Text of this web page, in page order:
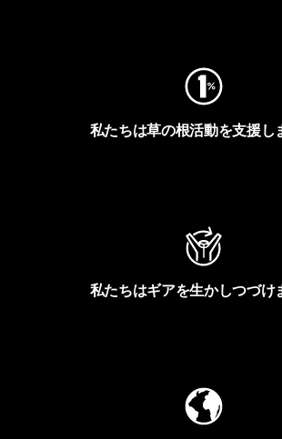
私たちは草の根活動を支援し
私たちはギアを生かしつづけ